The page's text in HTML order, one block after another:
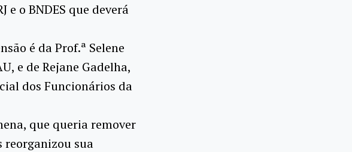
e o BNDES que deverá
é da Prof.ª Selene
e de Rejane Gadelha,
dos Funcionários da
que queria remover
reorganizou sua